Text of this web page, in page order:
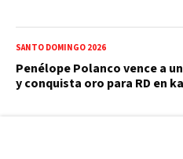
SANTO DOMINGO 2026
Penélope Polanco vence a
y conquista oro para RD en